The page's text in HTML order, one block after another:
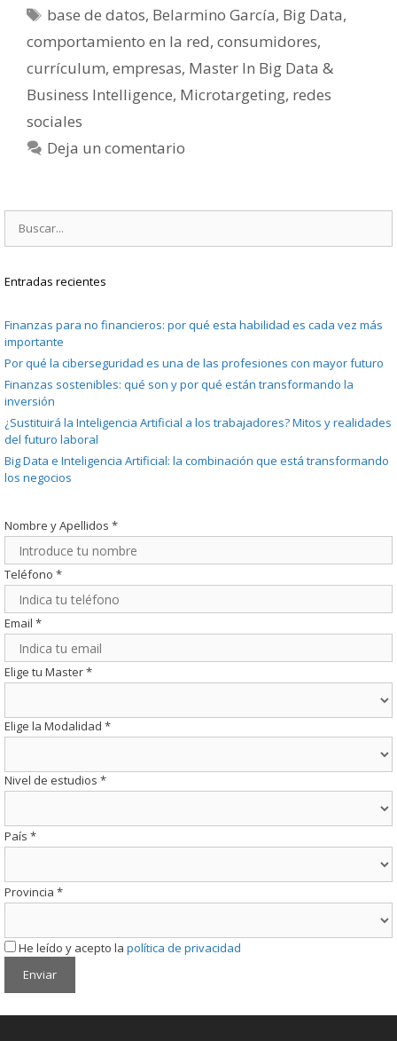
Etiquetas
base de datos, Belarmino García, Big Data,
comportamiento en la red, consumidores,
currículum, empresas, Master In Big Data &
Business Intelligence, Microtargeting, redes
sociales
Deja un comentario
Entradas recientes
Finanzas para no financieros: por qué esta habilidad es cada vez más
importante
Por qué la ciberseguridad es una de las profesiones con mayor futuro
Finanzas sostenibles: qué son y por qué están transformando la
inversión
¿Sustituirá la Inteligencia Artificial a los trabajadores? Mitos y realidades
del futuro laboral
Big Data e Inteligencia Artificial: la combinación que está transformando
los negocios
Nombre y Apellidos *
Teléfono *
Email *
Elige tu Master*
Elige la Modalidad *
Nivel de estudios *
País *
Provincia *
He leído y acepto la política de privacidad